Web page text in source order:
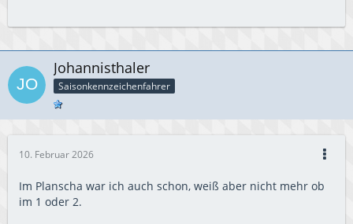
Johannisthaler
Saisonkennzeichenfahrer
10. Februar 2026
Im Planscha war ich auch schon, weiß aber nicht mehr ob
im 1 oder 2.